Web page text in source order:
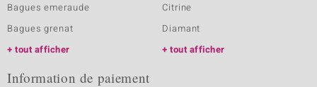
Bagues emeraude
Bagues grenat
tout afficher
Citrine
Diamant
tout afficher
Information de paiement